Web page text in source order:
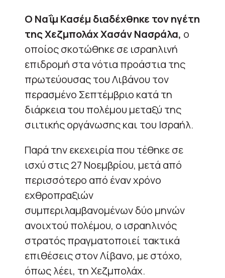
Ο Ναΐμ Κασέμ διαδέχθηκε τον ηγέτη
της Χεζμπολάχ Χασάν Νασράλα, ο
οποίος σκοτώθηκε σε ισραηλινή
επιδρομή στα νότια προάστια της
πρωτεύουσας του Λιβάνου τον
περασμένο Σεπτέμβριο κατά τη
διάρκεια του πολέμου μεταξύ της
σιιτικής οργάνωσης και του Ισραήλ.
Παρά την εκεχειρία που τέθηκε σε
ισχύ στις 27 Νοεμβρίου, μετά από
περισσότερο από έναν χρόνο
εχθροπραξιών
συμπεριλαμβανομένων δύο μηνών
ανοιχτού πολέμου, ο ισραηλινός
στρατός πραγματοποιεί τακτικά
επιθέσεις στον Λίβανο, με στόχο,
όπως λέει, τη Χεζμπολάχ.